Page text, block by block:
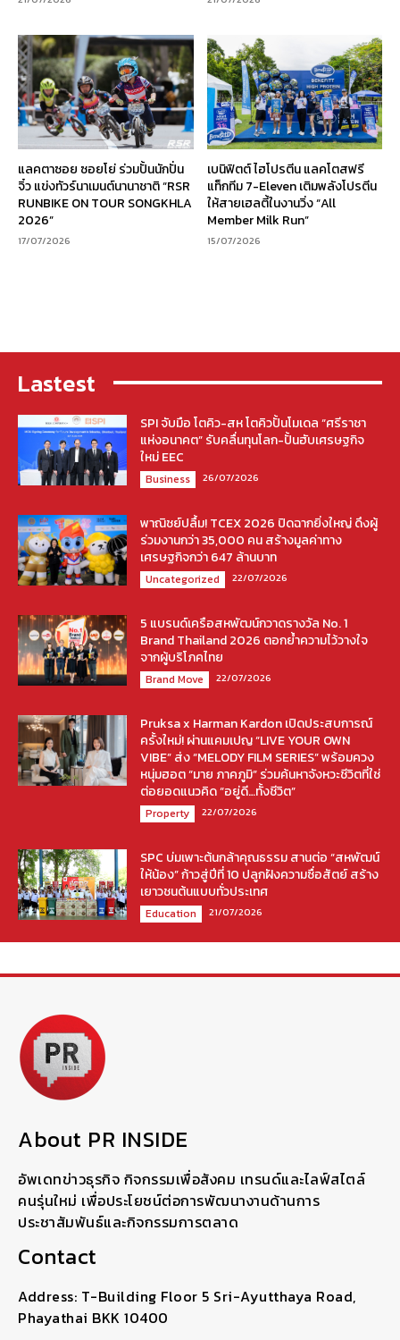
แลคตาซอย ซอยโย่ ร่วมปั้นนักปั่น
จิ๋ว แข่งทัวร์นาเมนต์นานาชาติ “RSR
RUNBIKE ON TOUR SONGKHLA
2026”
17/07/2026
เบนิฟิตต์ ไฮโปรตีน แลคโตสฟรี
แท็กทีม 7-Eleven เติมพลังโปรตีน
ให้สายเฮลตี้ในงานวิ่ง “All
Member Milk Run”
15/07/2026
Lastest
SPI จับมือ โตคิว-สห โตคิวปั้นโมเดล “ศรีราชา
แห่งอนาคต” รับคลื่นทุนโลก-ปั้นฮับเศรษฐกิจ
ใหม่ EEC
Business 26/07/2026
พาณิชย์ปลื้ม! TCEX 2026 ปิดฉากยิ่งใหญ่ ดึงผู้
ร่วมงานกว่า 35,000 คน สร้างมูลค่าทาง
เศรษฐกิจกว่า 647 ล้านบาท
Uncategorized 22/07/2026
5 แบรนด์เครือสหพัฒน์กวาดรางวัล No. 1
Brand Thailand 2026 ตอกย้ำความไว้วางใจ
จากผู้บริโภคไทย
Brand Move 22/07/2026
Pruksa x Harman Kardon เปิดประสบการณ์
ครั้งใหม่! ผ่านแคมเปญ “LIVE YOUR OWN
VIBE” ส่ง “MELODY FILM SERIES” พร้อมควง
หนุ่มฮอต “มาย ภาคภูมิ” ร่วมค้นหาจังหวะชีวิตที่ใช่
ต่อยอดแนวคิด “อยู่ดี…ทั้งชีวิต”
Property 22/07/2026
SPC บ่มเพาะต้นกล้าคุณธรรม สานต่อ “สหพัฒน์
ให้น้อง” ก้าวสู่ปีที่ 10 ปลูกฝังความซื่อสัตย์ สร้าง
เยาวชนต้นแบบทั่วประเทศ
Education 21/07/2026
About PR INSIDE
อัพเดทข่าวธุรกิจ กิจกรรมเพื่อสังคม เทรนด์และไลฟ์สไตล์
คนรุ่นใหม่ เพื่อประโยชน์ต่อการพัฒนางานด้านการ
ประชาสัมพันธ์และกิจกรรมการตลาด
Contact
Address: T-Building Floor 5 Sri-Ayutthaya Road,
Phayathai BKK 10400